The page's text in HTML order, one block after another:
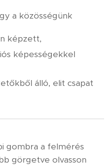
a közösségünk
képzett,
képességekkel
álló, elit csapat
gombra a felmérés
görgetve olvasson